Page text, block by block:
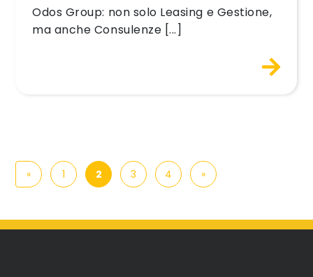
Odos Group: non solo Leasing e Gestione,
ma anche Consulenze [...]
Navigazione degli articoli
« 1 2 3 4 »